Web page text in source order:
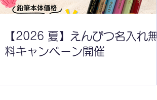
【2026 夏】えんぴつ名入れ無
料キャンペーン開催